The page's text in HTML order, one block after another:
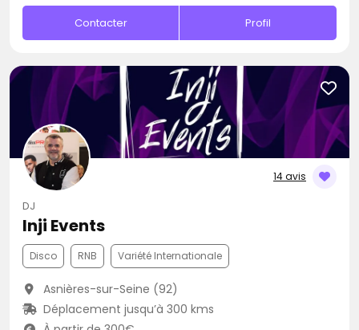
Contacter Profil
14 avis
DJ
Inji Events
Disco RNB Variété Internationale
Asnières-sur-Seine (92)
Déplacement jusqu’à 300 kms